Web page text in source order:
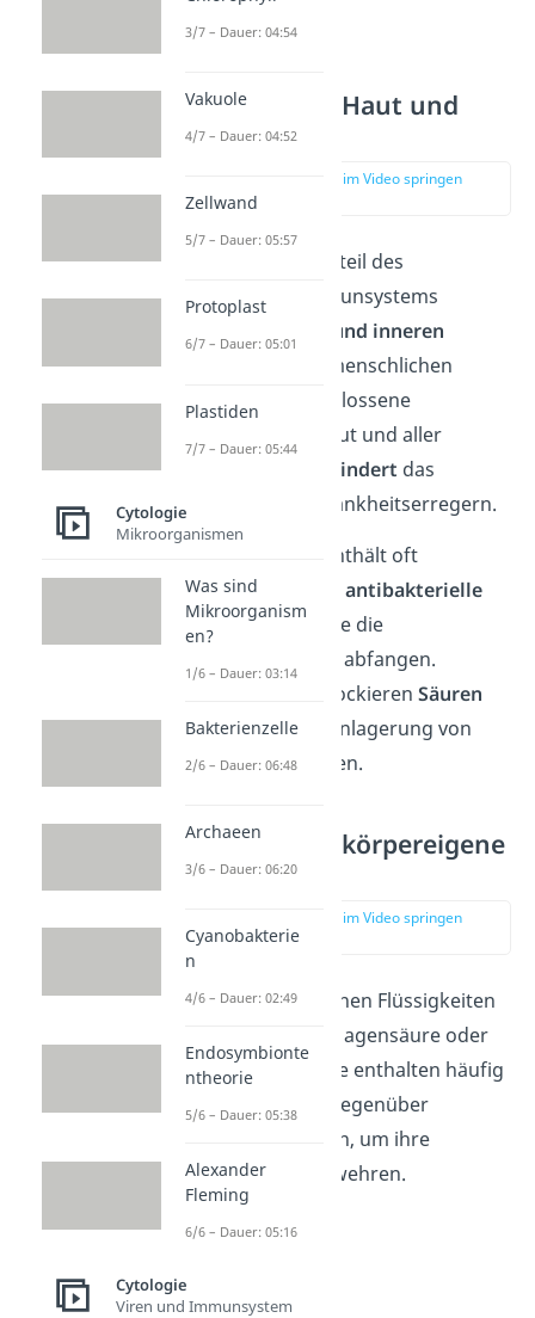
Schutz durch Haut und
Schleimhäute
zur Stelle im Video springen
Der Hauptbestandteil des
angeborenen Immunsystems
äußeren und inneren
des menschlichen
Körpers. Die geschlossene
Oberfläche der Haut und aller
verhindert das
Eindringen von Krankheitserregern.
Die Schleimhaut enthält oft
Immunzellen
oderantibakterielle
Substanzen, welche die
Fremdorganismen abfangen.
Darüber hinaus blockierenSäuren
oderEnzymedie Anlagerung von
Bakterien oder Viren.
Schutz durch körpereigene
Flüssigkeiten
zur Stelle im Video springen
(01:10)
Zu den körpereigenen Flüssigkeiten
zählst du z.B. die Magensäure oder
deinen Speichel. Sie enthalten häufig
feindliche Stoffe
gegenüber
Krankheitserregern, um ihre
Ausbreitung abzuwehren.
3/7 – Dauer: 04:54
Vakuole
4/7 – Dauer: 04:52
Zellwand
5/7 – Dauer: 05:57
Protoplast
6/7 – Dauer: 05:01
Plastiden
7/7 – Dauer: 05:44
Cytologie
Mikroorganismen
Was sind
Mikroorganism
en?
1/6 – Dauer: 03:14
Bakterienzelle
2/6 – Dauer: 06:48
Archaeen
3/6 – Dauer: 06:20
Cyanobakterie
n
4/6 – Dauer: 02:49
Endosymbionte
ntheorie
5/6 – Dauer: 05:38
Alexander
Fleming
6/6 – Dauer: 05:16
Cytologie
Viren und Immunsystem